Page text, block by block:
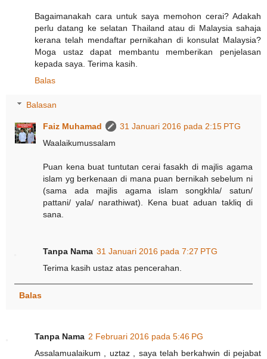
Bagaimanakah cara untuk saya memohon cerai? Adakah
perlu datang ke selatan Thailand atau di Malaysia sahaja
kerana telah mendaftar pernikahan di konsulat Malaysia?
Moga ustaz dapat membantu memberikan penjelasan
kepada saya. Terima kasih.
Balas
Balasan
Faiz Muhamad
31 Januari 2016 pada 2:15 PTG
Waalaikumussalam
Puan kena buat tuntutan cerai fasakh di majlis agama
islam yg berkenaan di mana puan bernikah sebelum ni
(sama ada majlis agama islam songkhla/ satun/
pattani/ yala/ narathiwat). Kena buat aduan takliq di
sana.
Tanpa Nama 31 Januari 2016 pada 7:27 PTG
Terima kasih ustaz atas pencerahan.
Balas
Tanpa Nama 2 Februari 2016 pada 5:46 PG
Assalamualaikum , uztaz , saya telah berkahwin di pejabat